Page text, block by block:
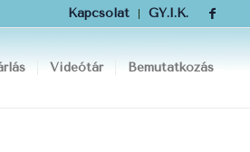
Kapcsolat GY.I.K.
Videótár Bemutatkozás